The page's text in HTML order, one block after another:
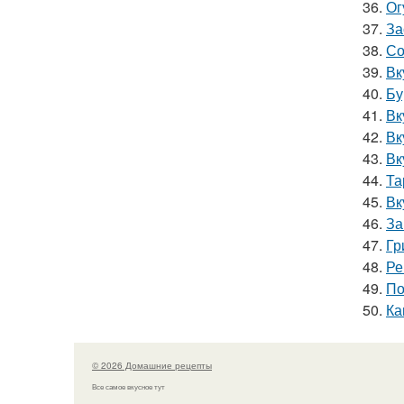
36.
37.
38.
39.
40.
41.
42.
43.
44.
45.
46.
47.
48.
49.
50.
© 2026 Домашние рецепты
Все самое вкусное тут